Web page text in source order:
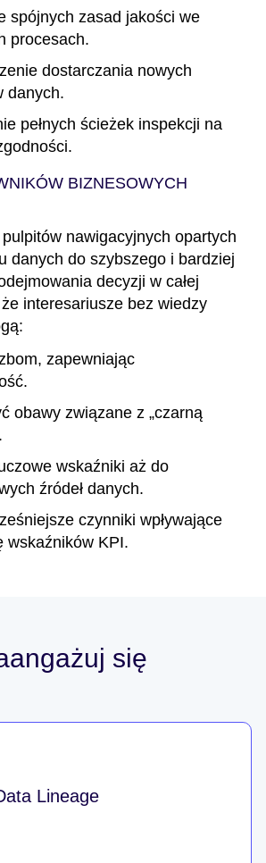
spójnych zasad jakości we
procesach.
dostarczania nowych
danych.
pełnych ścieżek inspekcji na
BIZNESOWYCH
nawigacyjnych opartych
danych do szybszego i bardziej
decyzji w całej
interesariusze bez wiedzy
zapewniając
obawy związane z „czarną
wskaźniki aż do
źródeł danych.
czynniki wpływające
wskaźników KPI.
się
Lineage